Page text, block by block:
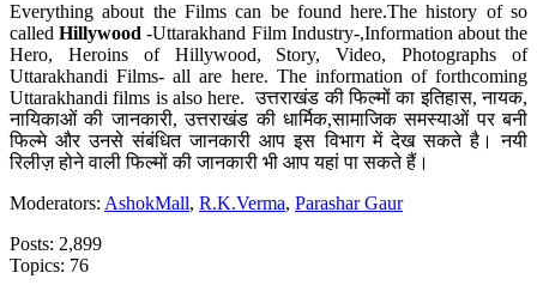
Everything about the Films can be found here.The history of so
calledHillywood-Uttarakhand Film Industry-,Information about the
Hero, Heroins of Hillywood, Story, Video, Photographs of
Uttarakhandi Films- all are here. The information of forthcoming
Uttarakhandi films is also here. उत्तराखंड की फिल्मों का इतिहास, नायक,
नायिकाओं की जानकारी, उत्तराखंड की धार्मिक,सामाजिक समस्याओं पर बनी
फिल्मे और उनसे संबंधित जानकारी आप इस विभाग में देख सकते है। नयी
रिलीज़ होने वाली फिल्मों की जानकारी भी आप यहां पा सकते हैं।
Moderators: AshokMall, R.K.Verma, Parashar Gaur
Posts: 2,899
Topics: 76